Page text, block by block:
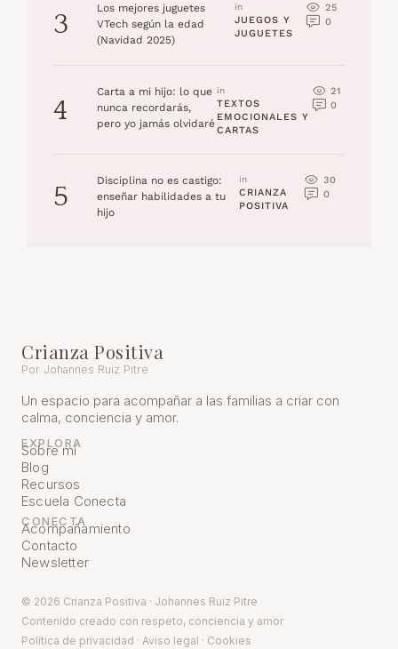
3
Los mejores juguetes
VTech según la edad
(Navidad 2025)
in
JUEGOS Y
JUGUETES
25
0
4
Carta a mi hijo: lo que
nunca recordarás,
pero yo jamás olvidaré
in
TEXTOS
EMOCIONALES Y
CARTAS
21
0
5
Disciplina no es castigo:
enseñar habilidades a tu
hijo
in
CRIANZA
POSITIVA
30
0
Crianza Positiva
Por Johannes Ruiz Pitre
Un espacio para acompañar a las familias a criar con
calma, conciencia y amor.
EXPLORA
Sobre mí
Blog
Recursos
Escuela Conecta
CONECTA
Acompañamiento
Contacto
Newsletter
© 2026 Crianza Positiva · Johannes Ruiz Pitre
Contenido creado con respeto, conciencia y amor
Política de privacidad · Aviso legal · Cookies